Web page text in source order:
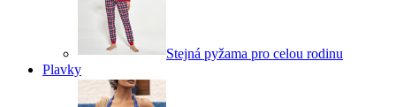
Stejná pyžama pro celou rodinu
Plavky